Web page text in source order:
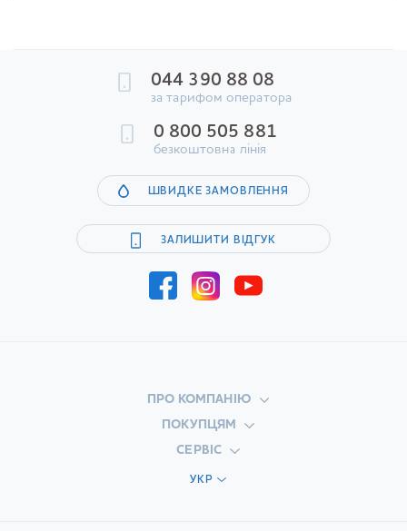
044 390 88 08
за тарифом оператора
0 800 505 881
безкоштовна лінія
ШВИДКЕ ЗАМОВЛЕННЯ
ЗАЛИШИТИ ВІДГУК
ПРО КОМПАНІЮ
ПОКУПЦЯМ
СЕРВІС
УКР